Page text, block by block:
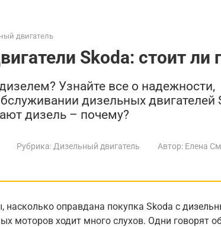
двигатель
Skoda: стоит ли
Узнайте все о надежности,
дизельных двигателей
дизель – почему?
Рубрика: Дизельный двигатель Автор: Елена
оправдана покупка Skoda с
моторов ходит много слухов. Одни говорят